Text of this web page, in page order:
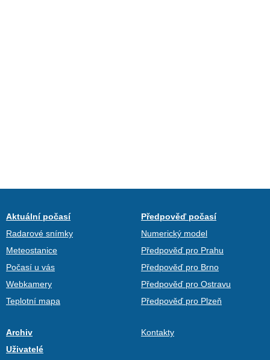
Aktuální počasí
Radarové snímky
Meteostanice
Počasí u vás
Webkamery
Teplotní mapa
Předpověď počasí
Numerický model
Předpověď pro Prahu
Předpověď pro Brno
Předpověď pro Ostravu
Předpověď pro Plzeň
Archiv
Uživatelé
Kontakty